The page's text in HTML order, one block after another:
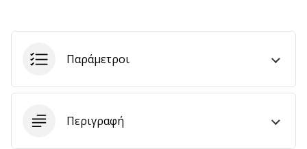
Εμφάνιση
των
Παράμετροι
Περιγραφή